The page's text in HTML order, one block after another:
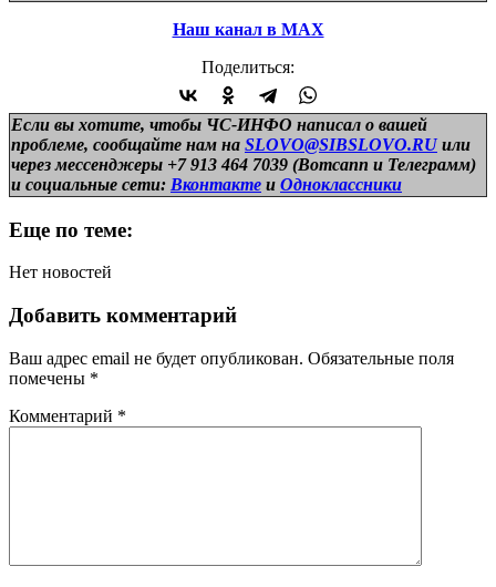
Наш канал в МАХ
Поделиться:
Если вы хотите, чтобы ЧС-ИНФО написал о вашей
проблеме, сообщайте нам на SLOVO@SIBSLOVO.RU или
через мессенджеры +7 913 464 7039 (Вотсапп и Телеграмм)
и социальные сети: Вконтакте и Одноклассники
Еще по теме:
Нет новостей
Добавить комментарий
Ваш адрес email не будет опубликован. Обязательные поля
помечены *
Комментарий *